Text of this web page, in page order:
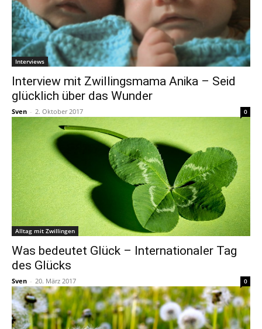
Interviews
Interview mit Zwillingsmama Anika – Seid
glücklich über das Wunder
Sven - 2. Oktober 2017 0
Alltag mit Zwillingen
Was bedeutet Glück – Internationaler Tag
des Glücks
Sven - 20. März 2017 0